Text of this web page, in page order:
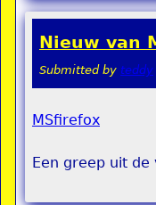
Nieuw van
Submitted by teddy
MSfirefox
Een greep uit de